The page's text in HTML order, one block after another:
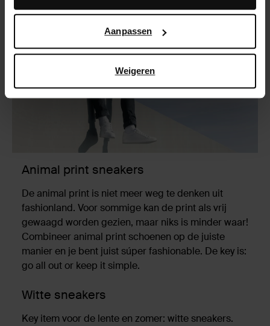
hoe Google uw persoonsgegevens gebruikt, vindt u op
Aanpassen
Weigeren
Animal print sneakers
De animal print is niet meer weg te denken uit
fashionland. Voor sommige kan de print als vrij
gewaagd worden gezien, maar niks is minder waar!
Combineer animal print schoenen op de juiste
manier en je bent juist súper fashionable. De key is:
go all out or keep it simple.
Witte sneakers
Key item voor de lente en zomer: witte sneakers.